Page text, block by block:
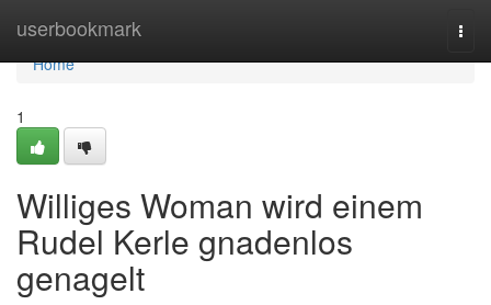
userbookmark
Home
Home
1
Williges Woman wird einem
Rudel Kerle gnadenlos
genagelt